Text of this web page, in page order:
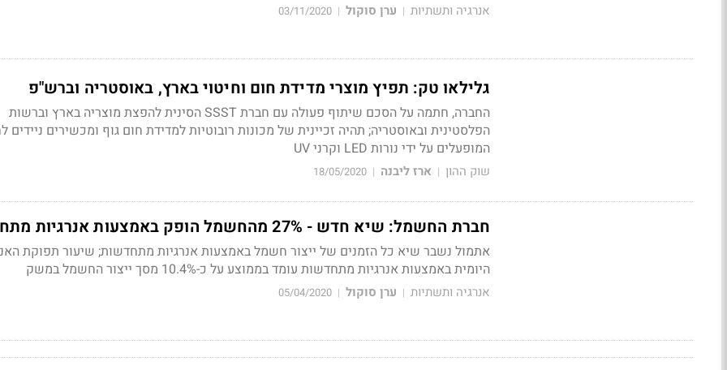
אנרגיה ותשתיות | ערן סוקול |
03/11/2020
גלילאו טק: תפיץ מוצרי מדידת חום וחיטוי בארץ, באוסטריה וברש"פ
החברה, חתמה על הסכם שיתוף פעולה עם חברת SSST הסינית להפצת מוצריה בארץ וברשות
הפלסטינית ובאוסטריה; תהיה זכיינית של מכונות רובוטיות למדידת חום גוף ומכשירים ניידים
המופעלים על ידי נורות LED וקרני UV
שוק ההון | ארז ליבנה |
18/05/2020
חברת החשמל: שיא חדש - 27% מהחשמל הופק באמצעות אנרגיות מתחדשות
אתמול נשבר שיא כל הזמנים של ייצור חשמל באמצעות אנרגיות מתחדשות; שיעור תפוקת
היומית באמצעות אנרגיות מתחדשות עומד בממוצע על כ-10.4% מסך ייצור החשמל במשק
אנרגיה ותשתיות | ערן סוקול |
05/04/2020